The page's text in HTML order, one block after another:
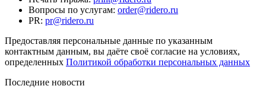
Вопросы по услугам: order@ridero.ru
PR: pr@ridero.ru
Предоставляя персональные данные по указанным
контактным данным, вы даёте своё согласие на условиях,
определенных Политикой обработки персональных данных
Последние новости